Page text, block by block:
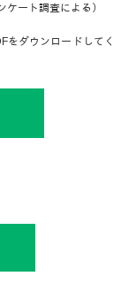
ート調査による）
をダウンロードしてく